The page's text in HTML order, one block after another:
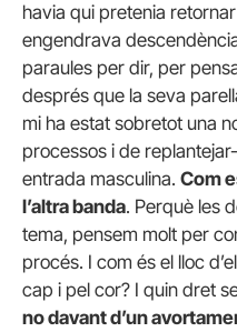
havia qui pretenia
engendrava
paraules per dir, per
després que la seva
mi ha estat sobretot una
processos i de
entrada masculina. Com
l’altra banda. Perquè les
tema, pensem molt per
procés. I com és el lloc
cap i pel cor? I quin dret
no davant d’un